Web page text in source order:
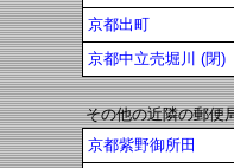
京都出町
京都中立売堀川 (閉)
その他の近隣の郵便
京都紫野御所田